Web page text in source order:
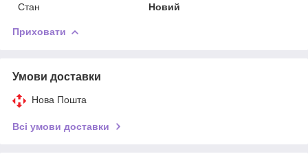
Стан
Новий
Приховати
Умови доставки
Нова Пошта
Всі умови доставки